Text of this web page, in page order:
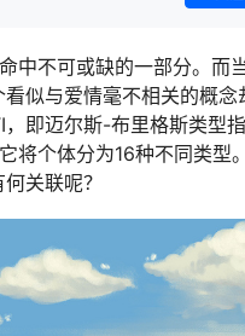
中不可或缺的一部分。而
似与爱情毫不相关的概念
，即迈尔斯-布里格斯类型
将个体分为16种不同类型
关联呢？